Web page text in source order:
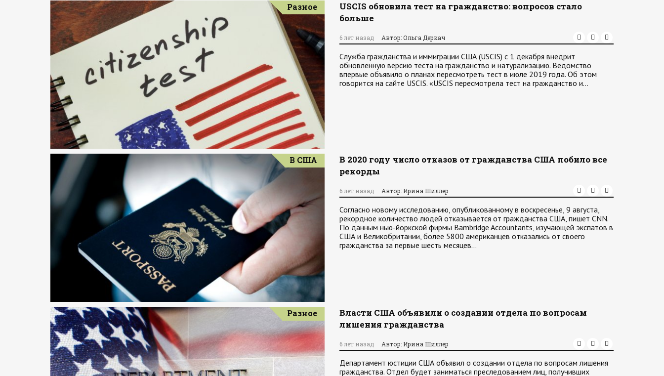
Разное
USCIS обновила тест на гражданство: вопросов стало
больше
6 лет назад Автор: Ольга Деркач
Служба гражданства и иммиграции США (USCIS) с 1 декабря внедрит
обновленную версию теста на гражданство и натурализацию. Ведомство
впервые объявило о планах пересмотреть тест в июле 2019 года. Об этом
говорится на сайте USCIS. «USCIS пересмотрела тест на гражданство и…
В США
В 2020 году число отказов от гражданства США побило все
рекорды
6 лет назад Автор: Ирина Шиллер
Согласно новому исследованию, опубликованному в воскресенье, 9 августа,
рекордное количество людей отказывается от гражданства США, пишет CNN.
По данным нью-йоркской фирмы Bambridge Accountants, изучающей экспатов в
США и Великобритании, более 5800 американцев отказались от своего
гражданства за первые шесть месяцев…
Разное
Власти США объявили о создании отдела по вопросам
лишения гражданства
6 лет назад Автор: Ирина Шиллер
Департамент юстиции США объявил о создании отдела по вопросам лишения
гражданства. Отдел будет заниматься преследованием лиц, получивших